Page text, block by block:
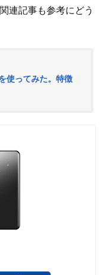
連記事も参考にどう
使ってみた。特徴